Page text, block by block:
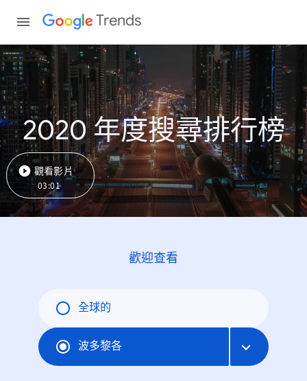
Trends
2020 年度搜尋排行榜
觀看影片
03:01
歡迎查看
全球的
波多黎各